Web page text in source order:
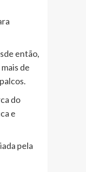
então,
de
do
e
pela